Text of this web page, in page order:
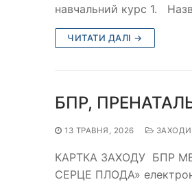
навчальний курс 1.
ЧИТАТИ ДАЛІ →
БПР,
13 ТРАВНЯ, 2026
КАРТКА ЗАХОДУ БПР
СЕРЦЕ ПЛОДА»